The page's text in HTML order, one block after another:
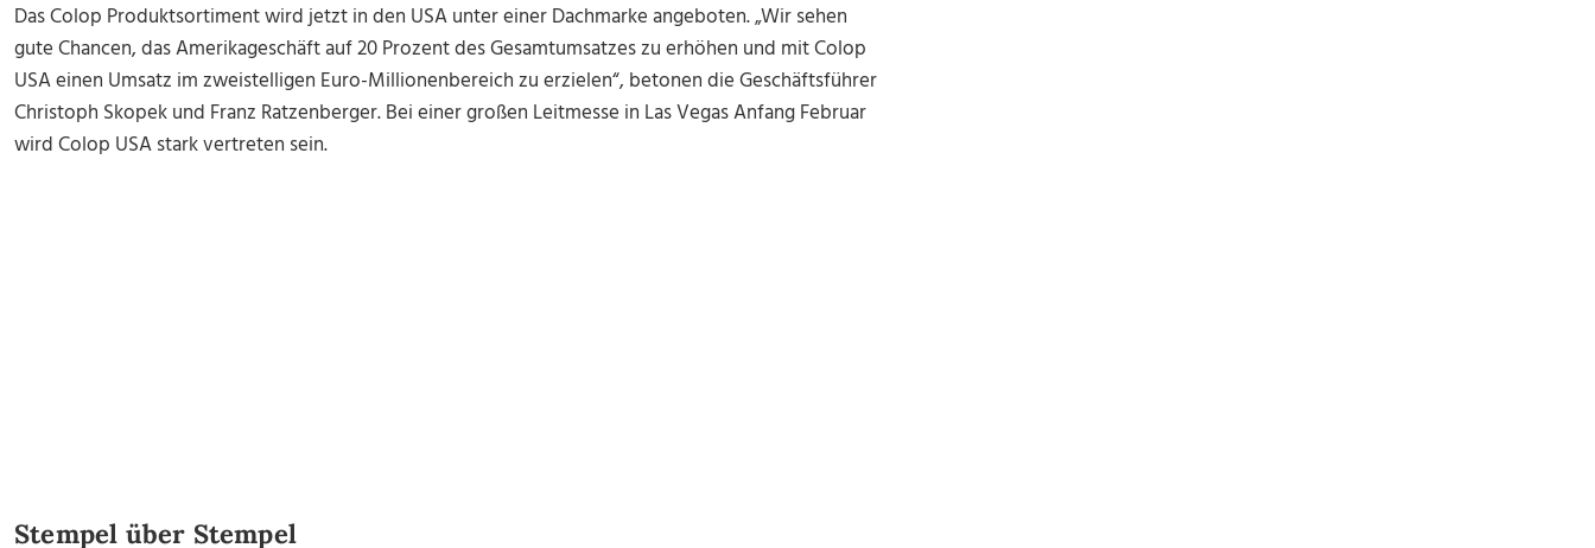
Das Colop Produktsortiment wird jetzt in den USA unter einer Dachmarke angeboten. „Wir sehen
gute Chancen, das Amerikageschäft auf 20 Prozent des Gesamtumsatzes zu erhöhen und mit Colop
USA einen Umsatz im zweistelligen Euro-Millionenbereich zu erzielen“, betonen die Geschäftsführer
Christoph Skopek und Franz Ratzenberger. Bei einer großen Leitmesse in Las Vegas Anfang Februar
wird Colop USA stark vertreten sein.
Stempel über Stempel